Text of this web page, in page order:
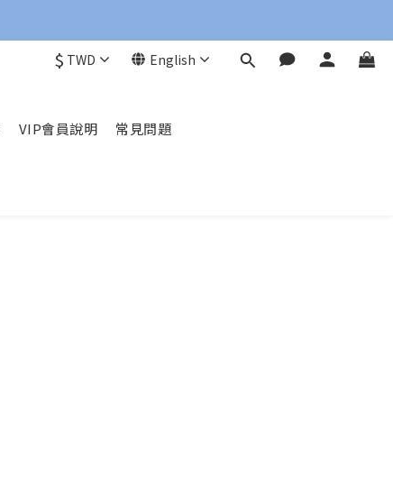
$ TWD English
VIP會員說明
常見問題